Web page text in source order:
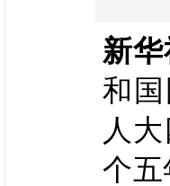
新
和
人
个五